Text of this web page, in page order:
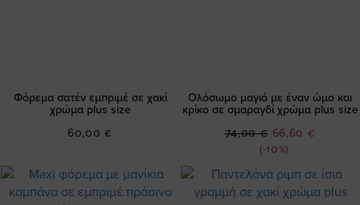
Φόρεμα σατέν εμπριμέ σε χακί
χρώμα plus size
60,00 €
Ολόσωμο μαγιό με έναν ώμο και
κρίκο σε σμαραγδί χρώμα plus size
(-10%)
Ειδική
Τιμή
66,60 €
74,00 €